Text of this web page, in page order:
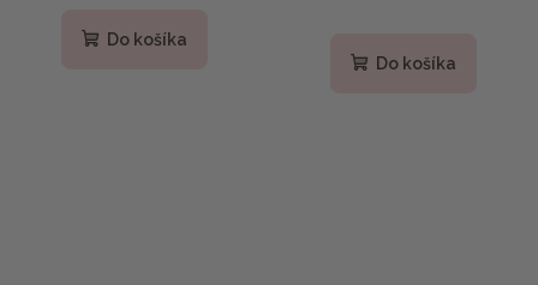
produktu
Do košíka
Do košíka